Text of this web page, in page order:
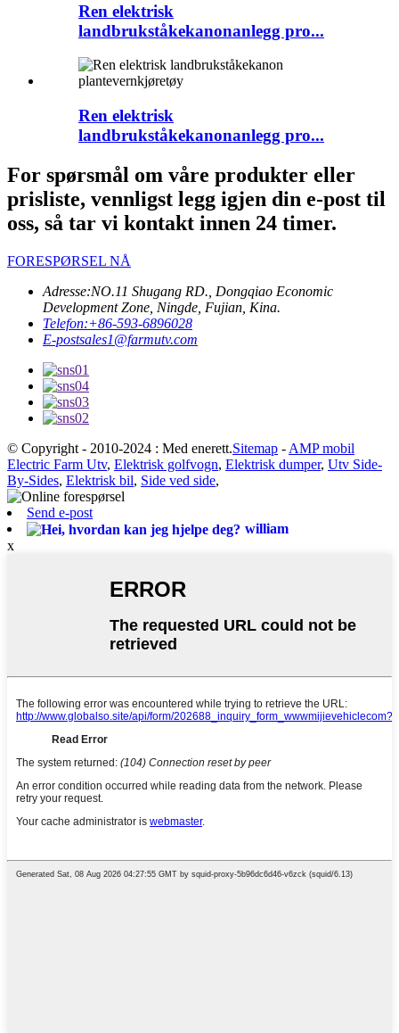
Ren elektrisk
landbrukståkekanonanlegg pro...
Ren elektrisk
landbrukståkekanonanlegg pro...
For spørsmål om våre produkter eller
prisliste, vennligst legg igjen din e-post til
oss, så tar vi kontakt innen 24 timer.
FORESPØRSEL NÅ
Adresse:NO.11 Shugang RD., Dongqiao Economic
Development Zone, Ningde, Fujian, Kina.
Telefon:+86-593-6896028
E-postsales1@farmutv.com
© Copyright - 2010-2024 : Med enerett.Sitemap - AMP mobil
Electric Farm Utv, Elektrisk golfvogn, Elektrisk dumper, Utv Side-
By-Sides, Elektrisk bil, Side ved side,
Send e-post
william
x